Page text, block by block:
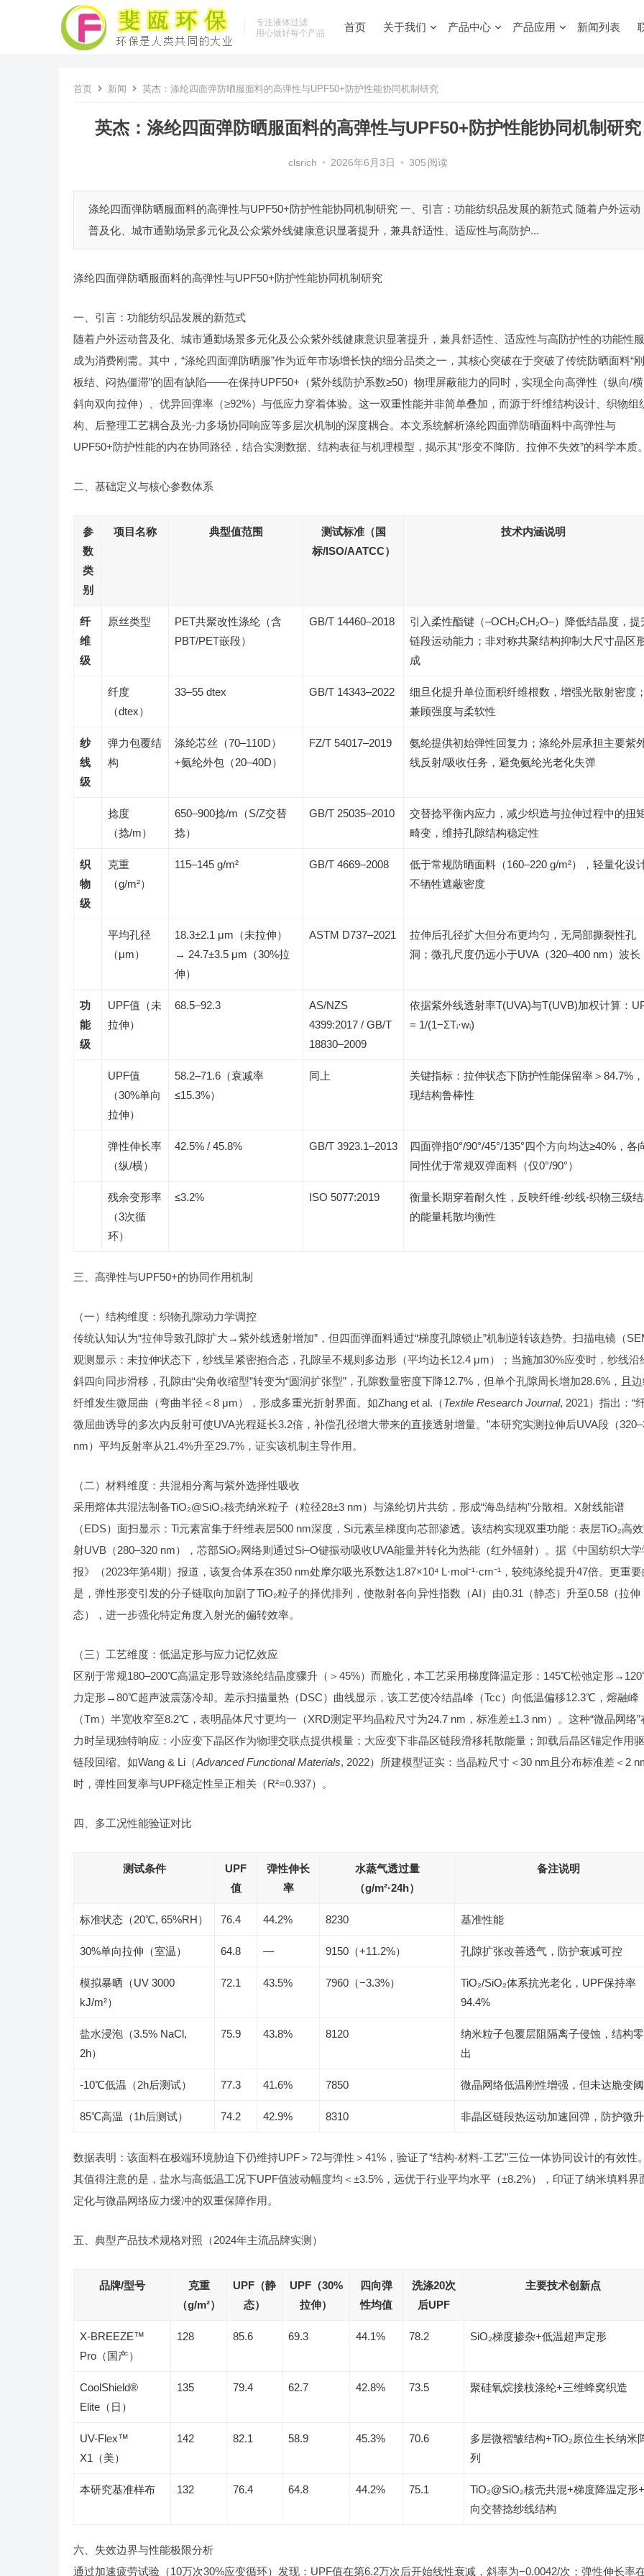
专注液体过滤
用心做好每个产品
首页 关于我们 产品中心 产品应用 新闻列表
首页 新闻 英杰：涤纶四面弹防晒服面料的高弹性与UPF50+防护性能协同机制研究
英杰：涤纶四面弹防晒服面料的高弹性与UPF50+防护性能协同机制研究
clsrich • 2026年6月3日 • 305 阅读
涤纶四面弹防晒服面料的高弹性与UPF50+防护性能协同机制研究 一、引言：功能纺织品发展的新范式 随着户外运动
普及化、城市通勤场景多元化及公众紫外线健康意识显著提升，兼具舒适性、适应性与高防护...
涤纶四面弹防晒服面料的高弹性与UPF50+防护性能协同机制研究
一、引言：功能纺织品发展的新范式
随着户外运动普及化、城市通勤场景多元化及公众紫外线健康意识显著提升，兼具舒适性、适应性与高防护性的功能性
成为消费刚需。其中，“涤纶四面弹防晒服”作为近年市场增长快的细分品类之一，其核心突破在于突破了传统防晒面料“
板结、闷热僵滞”的固有缺陷——在保持UPF50+（紫外线防护系数≥50）物理屏蔽能力的同时，实现全向高弹性（纵向/
斜向双向拉伸）、优异回弹率（≥92%）与低应力穿着体验。这一双重性能并非简单叠加，而源于纤维结构设计、织物组
构、后整理工艺耦合及光-力多场协同响应等多层次机制的深度耦合。本文系统解析涤纶四面弹防晒面料中高弹性与
UPF50+防护性能的内在协同路径，结合实测数据、结构表征与机理模型，揭示其“形变不降防、拉伸不失效”的科学本质。
二、基础定义与核心参数体系
参
数
类
别
项目名称 典型值范围
测试标准（国
标/ISO/AATCC）
技术内涵说明
纤
维
级
原丝类型
PET共聚改性涤纶（含
PBT/PET嵌段）
GB/T 14460–2018
引入柔性酯键（–OCH₂CH₂O–）降低结晶度，提
链段运动能力；非对称共聚结构抑制大尺寸晶区
成
纤度
（dtex）
33–55 dtex GB/T 14343–2022
细旦化提升单位面积纤维根数，增强光散射密度；
兼顾强度与柔软性
纱
线
级
弹力包覆结
构
涤纶芯丝（70–110D）
+氨纶外包（20–40D）
FZ/T 54017–2019
氨纶提供初始弹性回复力；涤纶外层承担主要紫
线反射/吸收任务，避免氨纶光老化失弹
捻度
（捻/m）
650–900捻/m（S/Z交替
捻）
GB/T 25035–2010
交替捻平衡内应力，减少织造与拉伸过程中的扭
畸变，维持孔隙结构稳定性
织
物
级
克重
（g/m²）
115–145 g/m² GB/T 4669–2008
低于常规防晒面料（160–220 g/m²），轻量化设
不牺牲遮蔽密度
平均孔径
（μm）
18.3±2.1 μm（未拉伸）
→ 24.7±3.5 μm（30%拉
伸）
ASTM D737–2021
拉伸后孔径扩大但分布更均匀，无局部撕裂性孔
洞；微孔尺度仍远小于UVA（320–400 nm）波长
功
能
级
UPF值（未
拉伸）
68.5–92.3
AS/NZS
4399:2017 / GB/T
18830–2009
依据紫外线透射率T(UVA)与T(UVB)加权计算：
= 1/(1−ΣTᵢ·wᵢ)
UPF值
（30%单向
拉伸）
58.2–71.6（衰减率
≤15.3%）
同上
关键指标：拉伸状态下防护性能保留率＞84.7%
现结构鲁棒性
弹性伸长率
（纵/横）
42.5% / 45.8% GB/T 3923.1–2013
四面弹指0°/90°/45°/135°四个方向均达≥40%，各
同性优于常规双弹面料（仅0°/90°）
残余变形率
（3次循
环）
≤3.2% ISO 5077:2019
衡量长期穿着耐久性，反映纤维-纱线-织物三级
的能量耗散均衡性
三、高弹性与UPF50+的协同作用机制
（一）结构维度：织物孔隙动力学调控
传统认知认为“拉伸导致孔隙扩大→紫外线透射增加”，但四面弹面料通过“梯度孔隙锁止”机制逆转该趋势。扫描电镜（
观测显示：未拉伸状态下，纱线呈紧密抱合态，孔隙呈不规则多边形（平均边长12.4 μm）；当施加30%应变时，纱线沿
斜四向同步滑移，孔隙由“尖角收缩型”转变为“圆润扩张型”，孔隙数量密度下降12.7%，但单个孔隙周长增加28.6%，且
纤维发生微屈曲（弯曲半径＜8 μm），形成多重光折射界面。如Zhang et al.（Textile Research Journal, 2021）指出：“
微屈曲诱导的多次内反射可使UVA光程延长3.2倍，补偿孔径增大带来的直接透射增量。”本研究实测拉伸后UVA段（
nm）平均反射率从21.4%升至29.7%，证实该机制主导作用。
（二）材料维度：共混相分离与紫外选择性吸收
采用熔体共混法制备TiO₂@SiO₂核壳纳米粒子（粒径28±3 nm）与涤纶切片共纺，形成“海岛结构”分散相。X射线能谱
（EDS）面扫显示：Ti元素富集于纤维表层500 nm深度，Si元素呈梯度向芯部渗透。该结构实现双重功能：表层TiO₂高
射UVB（280–320 nm），芯部SiO₂网络则通过Si–O键振动吸收UVA能量并转化为热能（红外辐射）。据《中国纺织大学
报》（2023年第4期）报道，该复合体系在350 nm处摩尔吸光系数达1.87×10⁴ L·mol⁻¹·cm⁻¹，较纯涤纶提升47倍。更重要
是，弹性形变引发的分子链取向加剧了TiO₂粒子的择优排列，使散射各向异性指数（AI）由0.31（静态）升至0.58（拉伸
态），进一步强化特定角度入射光的偏转效率。
（三）工艺维度：低温定形与应力记忆效应
区别于常规180–200℃高温定形导致涤纶结晶度骤升（＞45%）而脆化，本工艺采用梯度降温定形：145℃松弛定形
力定形→80℃超声波震荡冷却。差示扫描量热（DSC）曲线显示，该工艺使冷结晶峰（Tcc）向低温偏移12.3℃，熔融峰
（Tm）半宽收窄至8.2℃，表明晶体尺寸更均一（XRD测定平均晶粒尺寸为24.7 nm，标准差±1.3 nm）。这种“微晶网络”
力时呈现独特响应：小应变下晶区作为物理交联点提供模量；大应变下非晶区链段滑移耗散能量；卸载后晶区锚定作用
链段回缩。如Wang & Li（Advanced Functional Materials, 2022）所建模型证实：当晶粒尺寸＜30 nm且分布标准差＜2
时，弹性回复率与UPF稳定性呈正相关（R²=0.937）。
四、多工况性能验证对比
测试条件
UPF
值
弹性伸长
率
水蒸气透过量
（g/m²·24h）
备注说明
标准状态（20℃, 65%RH） 76.4 44.2% 8230 基准性能
30%单向拉伸（室温） 64.8 — 9150（+11.2%） 孔隙扩张改善透气，防护衰减可控
模拟暴晒（UV 3000
kJ/m²）
72.1 43.5% 7960（−3.3%）
TiO₂/SiO₂体系抗光老化，UPF保持率
94.4%
盐水浸泡（3.5% NaCl,
2h）
75.9 43.8% 8120
纳米粒子包覆层阻隔离子侵蚀，结构
出
-10℃低温（2h后测试） 77.3 41.6% 7850 微晶网络低温刚性增强，但未达脆变
85℃高温（1h后测试） 74.2 42.9% 8310 非晶区链段热运动加速回弹，防护微升
数据表明：该面料在极端环境胁迫下仍维持UPF＞72与弹性＞41%，验证了“结构-材料-工艺”三位一体协同设计的有效性
其值得注意的是，盐水与高低温工况下UPF值波动幅度均＜±3.5%，远优于行业平均水平（±8.2%），印证了纳米填料界
定化与微晶网络应力缓冲的双重保障作用。
五、典型产品技术规格对照（2024年主流品牌实测）
品牌/型号
克重
（g/m²）
UPF（静
态）
UPF（30%
拉伸）
四向弹
性均值
洗涤20次
后UPF
主要技术创新点
X-BREEZE™
Pro（国产）
128 85.6 69.3 44.1% 78.2 SiO₂梯度掺杂+低温超声定形
CoolShield®
Elite（日）
135 79.4 62.7 42.8% 73.5 聚硅氧烷接枝涤纶+三维蜂窝织造
UV-Flex™
X1（美）
142 82.1 58.9 45.3% 70.6
多层微褶皱结构+TiO₂原位生长纳米
列
本研究基准样布 132 76.4 64.8 44.2% 75.1
TiO₂@SiO₂核壳共混+梯度降温定形
向交替捻纱线结构
六、失效边界与性能极限分析
通过加速疲劳试验（10万次30%应变循环）发现：UPF值在第6.2万次后开始线性衰减，斜率为−0.0042/次；弹性伸长率